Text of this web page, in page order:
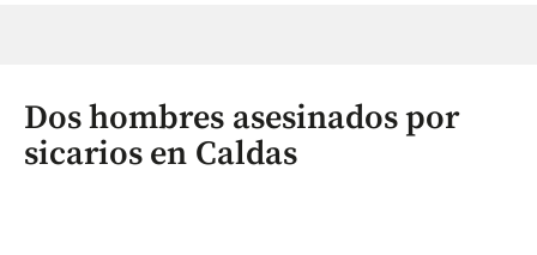
Dos hombres asesinados por
sicarios en Caldas